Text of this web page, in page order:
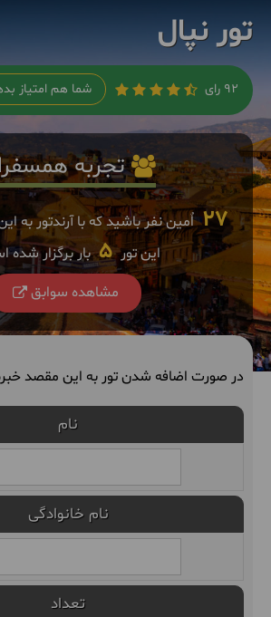
تور نپال
92 رای شما هم امتیاز
تجربه
27 اٌمین نفر باشید که با آرندتور به
این تور 5 بار برگزار شده
مشاهده سوابق
در صورت اضافه شدن تور به این مقصد
نام
نام خانوادگی
تعداد